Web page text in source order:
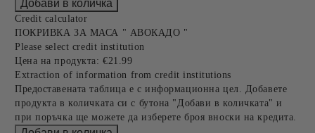
Credit calculator
ПОКРИВКА ЗА МАСА " АВОКАДО "
Please select credit institution
Цена на продукта: €21.99
Extraction of information from credit institutions
Предоставената таблица е с информационна цел. Добавете
продукта в количката си с бутона "Добави в количката" и
при поръчка ще можете да изберете броя вноски на кредита.